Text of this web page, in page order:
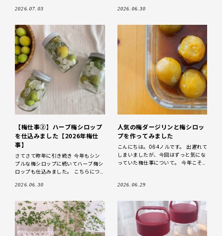
の追熟のその後のお話です。 露茜の追
2026.07.03
います。 とっても簡単な、シンプルな
2026.06.30
【梅仕事②】ハーブ梅シロップ
を仕込みました【2026年梅仕
事】
さてさて昨年に引き続き 今年もシン
プルな梅シロップに続いてハーブ梅シ
ロップも仕込みました。 こちらにつ
思います♪ 材料と下準備はこちら シ
2026.06.30
人気の梅ダージリンと梅シロッ
プを作ってみました
こんにちは。064ノルです。 出遅れて
しまいましたが、今回はずっと気にな
っていた梅仕事について。 今年こそ
事をし
2026.06.29